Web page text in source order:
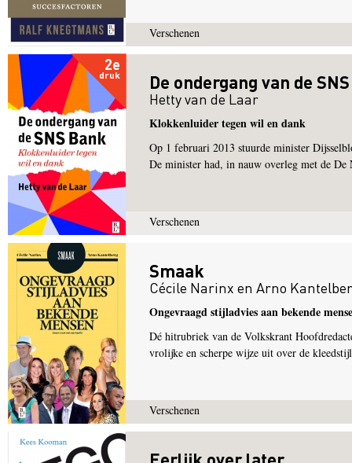
Verschenen
2e
druk De ondergang van de
Hetty van de Laar
Klokkenluider tegen wil en dank
Op 1 februari 2013 stuurde minister
De minister had, in nauw overleg met de De
Verschenen
Smaak
Cécile Narinx en Arno
Ongevraagd stijladvies aan bekende
Dé hitrubriek van de Volkskrant
vrolijke en scherpe wijze uit over de
Verschenen